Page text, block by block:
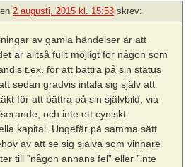
2 augusti, 2015 kl. 15:53 skrev:
av gamla händelser är att
är alltså fullt möjligt för någon som
t.ex. för att bättra på sin status
sedan gradvis intala sig själv att
för att bättra på sin självbild, via
och inte ett cyniskt
kapital. Ungefär på samma sätt
av att se sig själva som vinnare
till ”någon annans fel” eller ”inte